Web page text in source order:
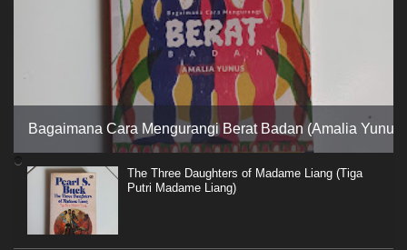
Bagaimana Cara Mengurangi Berat Badan (Amalia Yunus)
The Three Daughters of Madame Liang (Tiga
Putri Madame Liang)